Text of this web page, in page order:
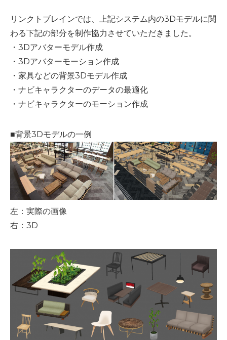
リンクトブレインでは、上記システム内の3Dモデルに関
わる下記の部分を制作協力させていただきました。
・3Dアバターモデル作成
・3Dアバターモーション作成
・家具などの背景3Dモデル作成
・ナビキャラクターのデータの最適化
・ナビキャラクターのモーション作成
■背景3Dモデルの一例
左：実際の画像
右：3D